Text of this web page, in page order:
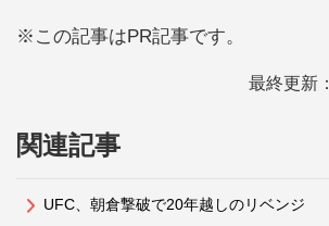
※この記事はPR記事です。
最終更新：
関連記事
UFC、朝倉撃破で20年越しのリベンジ